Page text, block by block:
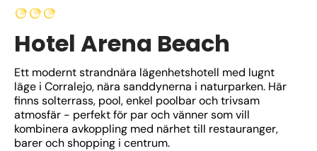
Hotel Arena Beach
Ett modernt strandnära lägenhetshotell med lugnt
läge i Corralejo, nära sanddynerna i naturparken. Här
finns solterrass, pool, enkel poolbar och trivsam
atmosfär - perfekt för par och vänner som vill
kombinera avkoppling med närhet till restauranger,
barer och shopping i centrum.